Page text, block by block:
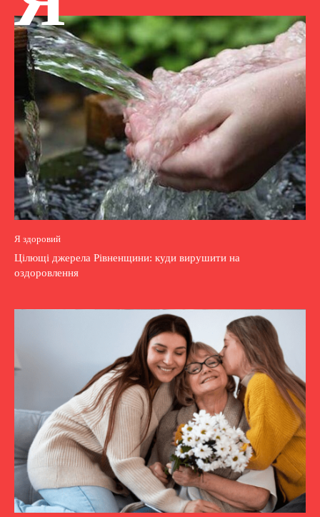
Я здоровий
Цілющі джерела Рівненщини: куди вирушити на
оздоровлення